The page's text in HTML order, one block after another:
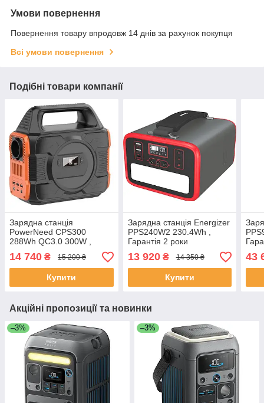
Умови повернення
Повернення товару впродовж 14 днів за рахунок покупця
Всі умови повернення
Подібні товари компанії
Зарядна станція
PowerNeed CPS300
288Wh QC3.0 300W ,
Гарантія 2 роки
14 740 ₴ 15 200 ₴
Купити
Зарядна станція Energizer
PPS240W2 230.4Wh ,
Гарантія 2 роки
13 920₴ 14 350 ₴
Купити
43
Акційні пропозиції та новинки
–3% –3%